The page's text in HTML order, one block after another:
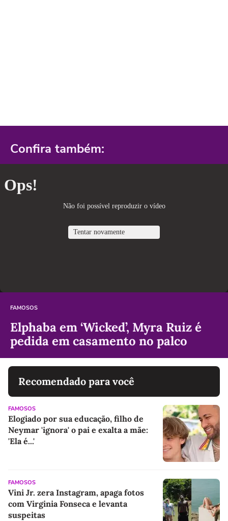
Confira também:
FAMOSOS
Elphaba em ‘Wicked’, Myra Ruiz é
pedida em casamento no palco
Recomendado para você
FAMOSOS
Elogiado por sua educação, filho de
Neymar 'ignora' o pai e exalta a mãe:
'Ela é...'
FAMOSOS
Vini Jr. zera Instagram, apaga fotos
com Virginia Fonseca e levanta
suspeitas